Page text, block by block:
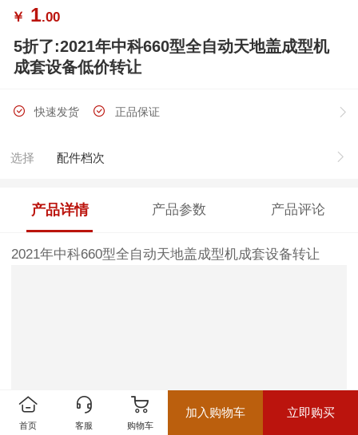
￥ 1.00
5折了:2021年中科660型全自动天地盖成型机
成套设备低价转让
快速发货 正品保证
选择 配件档次
产品详情 产品参数 产品评论
2021年中科660型全自动天地盖成型机成套设备转让
首页 客服 购物车
加入购物车 立即购买